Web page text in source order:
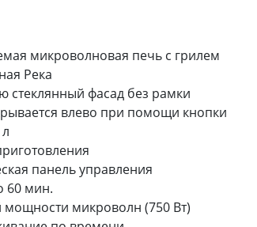
микроволновая печь с грилем
Река
стеклянный фасад без рамки
влево при помощи кнопки
панель управления
60 мин.
мощности микроволн (750 Вт)